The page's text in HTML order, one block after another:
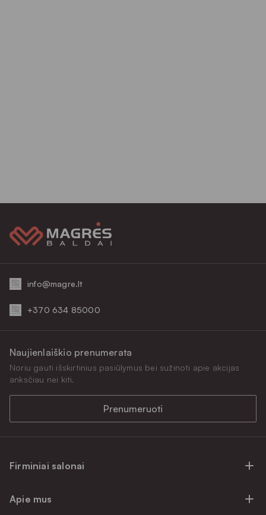
info@magre.lt
+370 634 85000
Firminiai salonai
Apie mus
Naujienlaiškio prenumerata
Noriu gauti išskirtinius pasiūlymus bei sužinoti apie akcijas
anksčiau nei kiti.
Prenumeruoti